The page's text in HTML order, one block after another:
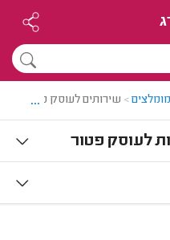
> שירותים לעוסק פטור
...
לעוסק פטור